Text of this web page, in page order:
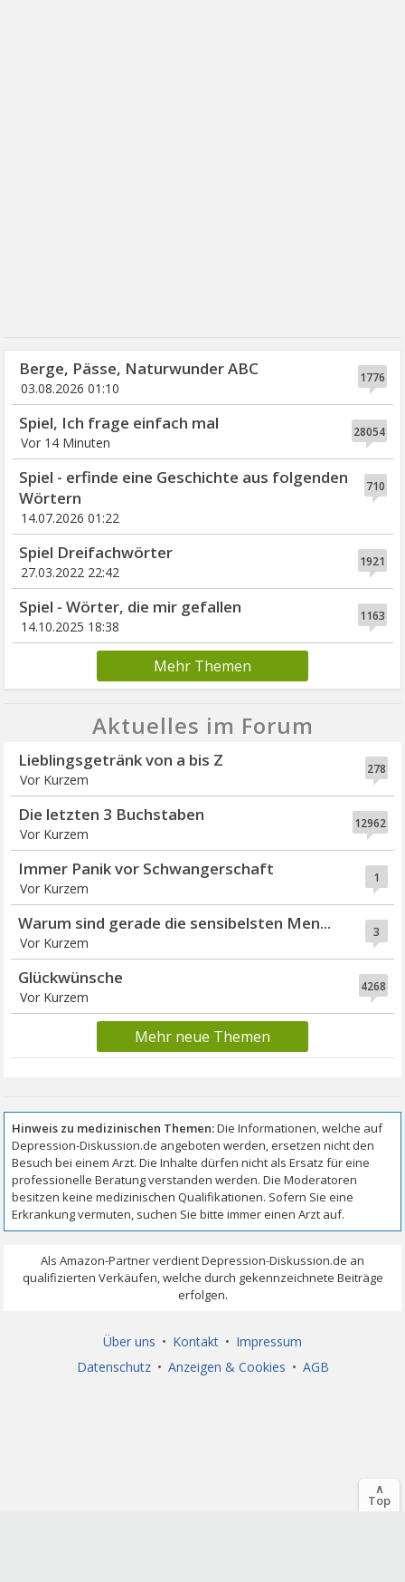
1776
Berge, Pässe, Naturwunder ABC
03.08.2026 01:10
28054
Spiel, Ich frage einfach mal
Vor 14 Minuten
710
Spiel - erfinde eine Geschichte aus folgenden
Wörtern
14.07.2026 01:22
1921
Spiel Dreifachwörter
27.03.2022 22:42
1163
Spiel - Wörter, die mir gefallen
14.10.2025 18:38
Mehr Themen
Aktuelles im Forum
278
Lieblingsgetränk von a bis Z
Vor Kurzem
12962
Die letzten 3 Buchstaben
Vor Kurzem
1
Immer Panik vor Schwangerschaft
Vor Kurzem
3
Warum sind gerade die sensibelsten Men...
Vor Kurzem
4268
Glückwünsche
Vor Kurzem
Mehr neue Themen
Über uns • Kontakt • Impressum
Datenschutz • Anzeigen & Cookies • AGB
∧
Top